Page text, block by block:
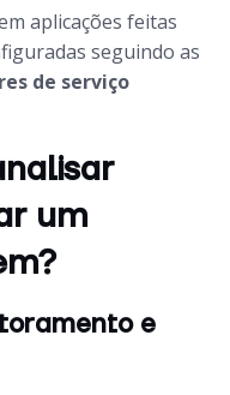
aplicações feitas
seguindo as
de serviço
um
e